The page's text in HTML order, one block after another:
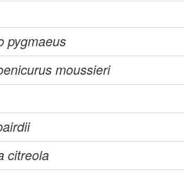
pygmaeus
moussieri
citreola